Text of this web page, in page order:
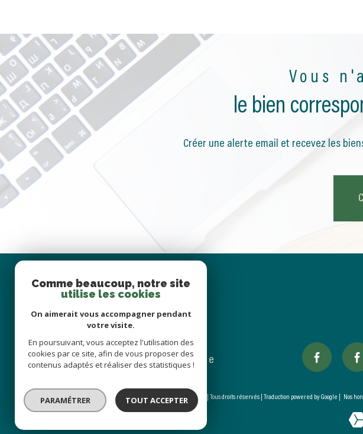
Vous
le bien
Créer une alerte email et recevez les
Se
connecter
espace propriétaire
© 2026 | Tous droits réservés | Traduction powered by Google | Nos
Comme beaucoup, notre site
utilise les cookies
On aimerait vous accompagner pendant
votre visite.
En poursuivant, vous acceptez l'utilisation des
cookies par ce site, afin de vous proposer des
contenus adaptés et réaliser des statistiques !
PARAMÉTRER TOUT ACCEPTER